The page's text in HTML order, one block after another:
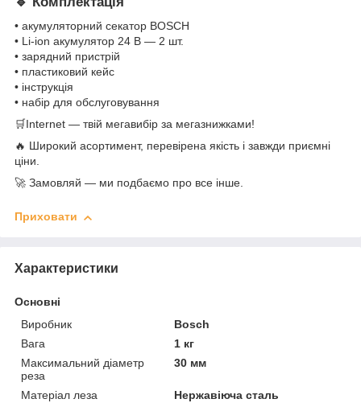
• акумуляторний секатор BOSCH
• Li-ion акумулятор 24 В — 2 шт.
• зарядний пристрій
• пластиковий кейс
• інструкція
• набір для обслуговування
🛒Internet — твій мегавибір за мегазнижками!
🔥 Широкий асортимент, перевірена якість і завжди приємні
ціни.
🚀 Замовляй — ми подбаємо про все інше.
Приховати
Характеристики
Основні
Виробник
Bosch
Вага
1 кг
Максимальний діаметр
реза
30 мм
Матеріал леза
Нержавіюча сталь